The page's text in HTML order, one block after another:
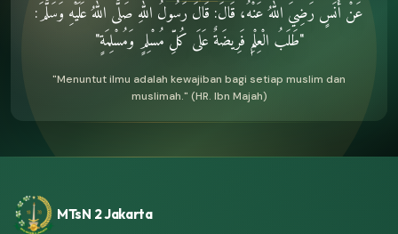
عَنْ أَنَسٍ رَضِيَ اللهُ عَنْهُ، قَالَ: قَالَ رَسُولُ اللهِ صَلَّى اللهُ عَلَيْهِ وَسَلَّمَ:
"طَلَبُ الْعِلْمِ فَرِيضَةٌ عَلَى كُلِّ مُسْلِمٍ وَمُسْلِمَةٍ"
"Menuntut ilmu adalah kewajiban bagi setiap muslim dan
muslimah." (HR. Ibn Majah)
MTsN 2 Jakarta